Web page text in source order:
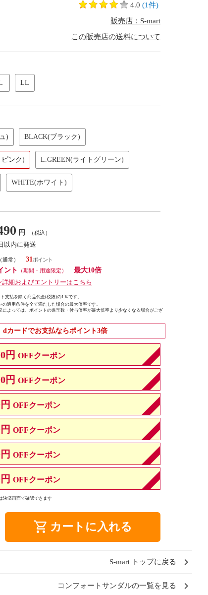
4.0 (1件)
販売店：S-mart
この販売店の送料について
LL
) BLACK(ブラック)
ンク) L.GREEN(ライトグリーン)
WHITE(ホワイト)
円 （税込）
以内に発送
（通常）
31
ント
（期間・用途限定）
最大10倍
細およびエントリーはこちら
支払を除く商品代金(税抜)の1％です。
適用条件を全て満たした場合の最大倍率です。
によっては、ポイントの進呈数・付与倍率が最大倍率より少なくなる場合がござ
dカードでお支払ならポイント3倍
円 OFFクーポン
円 OFFクーポン
OFFクーポン
OFFクーポン
OFFクーポン
OFFクーポン
決済画面で確認できます
shopping_cart カートに入れる
S-mart トップに戻る
コンフォートサンダルの一覧を見る